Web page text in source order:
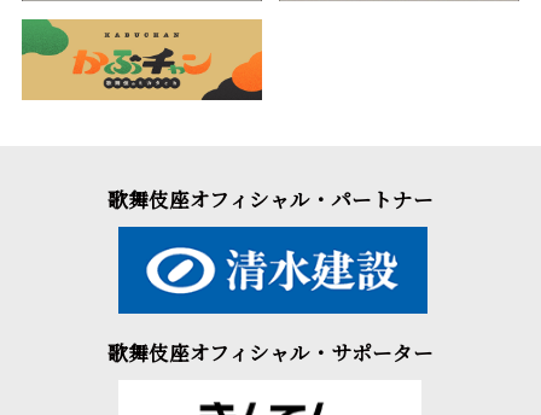
歌舞伎座オフィシャル・パートナー
歌舞伎座オフィシャル・サポーター